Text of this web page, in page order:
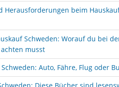
Herausforderungen beim
Schweden: Worauf du bei
musst
Auto, Fähre, Flug oder